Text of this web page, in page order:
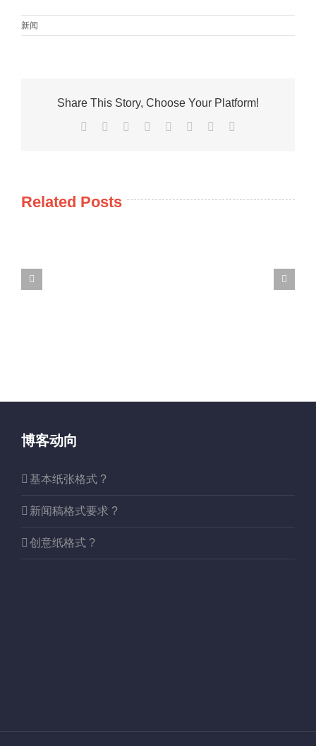
新闻
Share This Story, Choose Your Platform!
Facebook Reddit LinkedIn
TumblrPinterest
Related Posts
博客动向
基本纸张格式 ?
新闻稿格式要求 ?
创意纸格式 ?